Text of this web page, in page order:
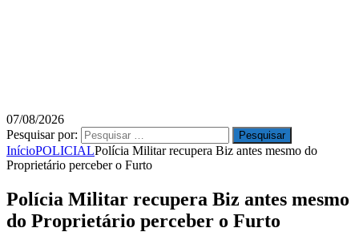
07/08/2026
Pesquisar por:
InícioPOLICIALPolícia Militar recupera Biz antes mesmo do
Proprietário perceber o Furto
Polícia Militar recupera Biz antes mesmo
do Proprietário perceber o Furto